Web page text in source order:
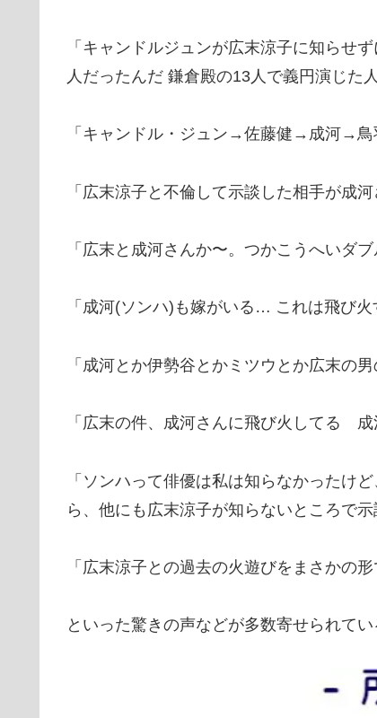
「キャンドルジュンが広末涼子に知らせ
人だったんだ 鎌倉殿の13人で義円演じた
「キャンドル・ジュン→佐藤健→成河→鳥
「広末涼子と不倫して示談した相手が成
「広末と成河さんか〜。つかこうへいダブ
「成河(ソンハ)も嫁がいる… これは飛び
「成河とか伊勢谷とかミツウとか広末の
「広末の件、成河さんに飛び火してる 成
「ソンハって俳優は私は知らなかったけ
ら、他にも広末涼子が知らないところで示
「広末涼子との過去の火遊びをまさかの
といった驚きの声などが多数寄せられてい